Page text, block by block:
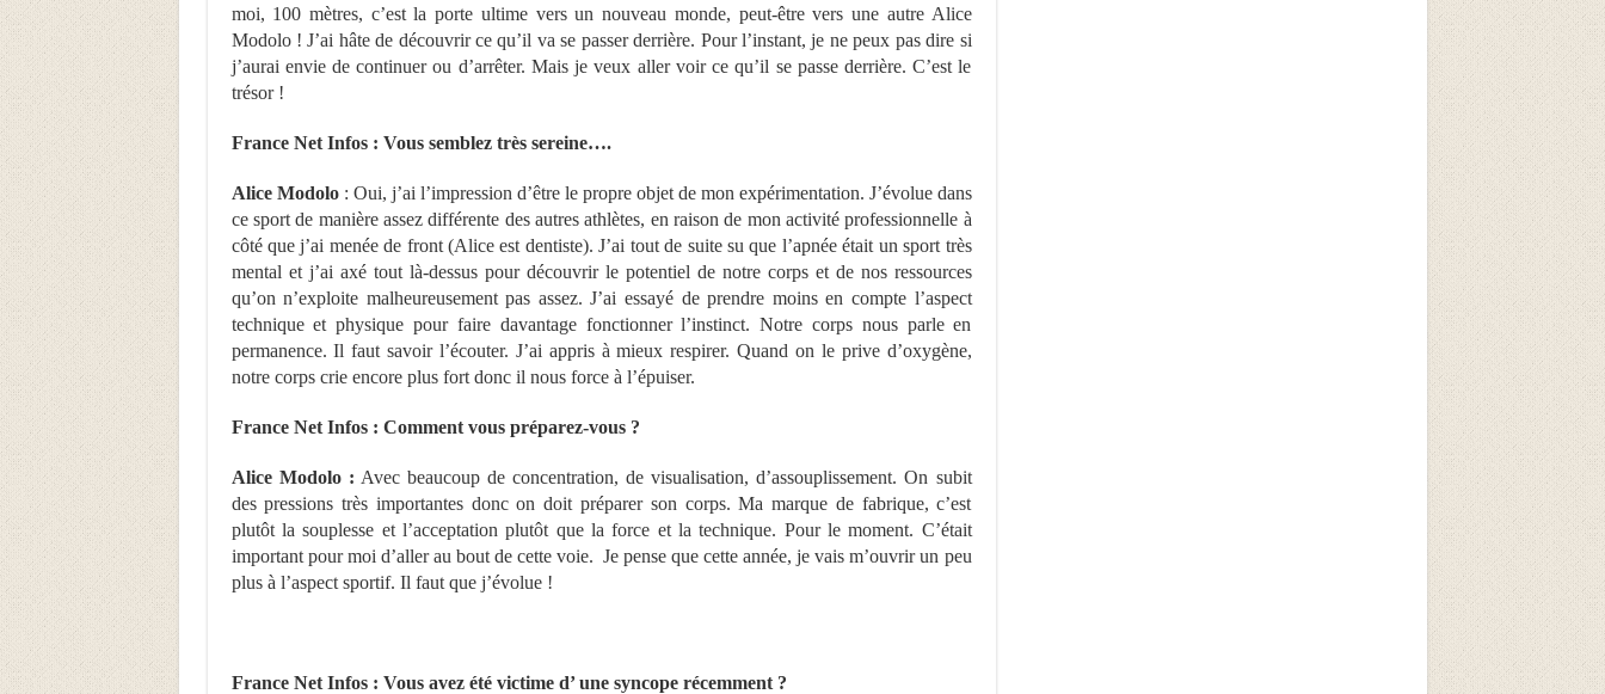
moi, 100 mètres, c’est la porte ultime vers un nouveau monde, peut-être vers une autre Alice
Modolo ! J’ai hâte de découvrir ce qu’il va se passer derrière. Pour l’instant, je ne peux pas dire si
j’aurai envie de continuer ou d’arrêter. Mais je veux aller voir ce qu’il se passe derrière. C’est le
trésor !
France Net Infos : Vous semblez très sereine….
Alice Modolo: Oui, j’ai l’impression d’être le propre objet de mon expérimentation. J’évolue dans
ce sport de manière assez différente des autres athlètes, en raison de mon activité professionnelle à
côté que j’ai menée de front (Alice est dentiste). J’ai tout de suite su que l’apnée était un sport très
mental et j’ai axé tout là-dessus pour découvrir le potentiel de notre corps et de nos ressources
qu’on n’exploite malheureusement pas assez. J’ai essayé de prendre moins en compte l’aspect
technique et physique pour faire davantage fonctionner l’instinct. Notre corps nous parle en
permanence. Il faut savoir l’écouter. J’ai appris à mieux respirer. Quand on le prive d’oxygène,
notre corps crie encore plus fort donc il nous force à l’épuiser.
France Net Infos : Comment vous préparez-vous ?
Alice Modolo : Avec beaucoup de concentration, de visualisation, d’assouplissement. On subit
des pressions très importantes donc on doit préparer son corps. Ma marque de fabrique, c’est
plutôt la souplesse et l’acceptation plutôt que la force et la technique. Pour le moment. C’était
important pour moi d’aller au bout de cette voie. Je pense que cette année, je vais m’ouvrir un peu
plus à l’aspect sportif. Il faut que j’évolue !
France Net Infos : Vous avez été victime d’ une syncope récemment ?